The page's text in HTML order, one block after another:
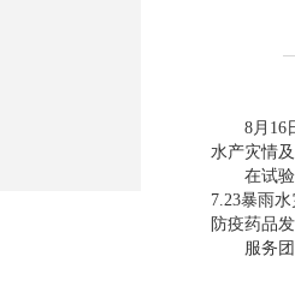
8月16日
水产灾情
在试验站
7.23暴雨
防疫药品
服务团对